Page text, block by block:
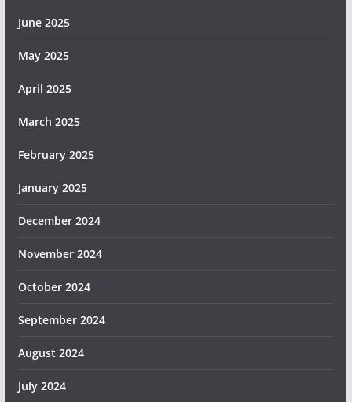
June 2025
May 2025
April 2025
March 2025
February 2025
January 2025
December 2024
November 2024
October 2024
September 2024
August 2024
July 2024